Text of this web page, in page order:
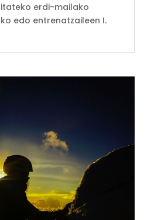
erdi-mailako
edo entrenatzaileen I.